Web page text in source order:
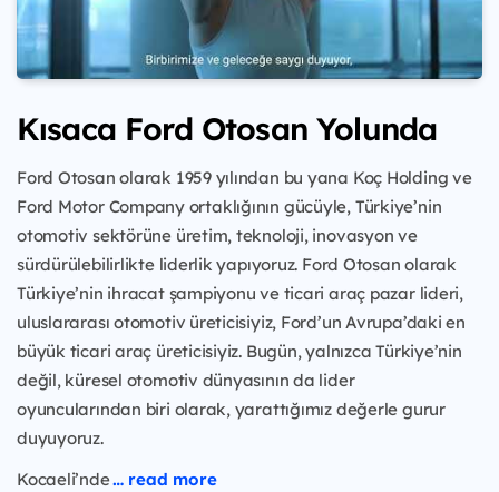
Kısaca Ford Otosan Yolunda
Ford Otosan olarak 1959 yılından bu yana Koç Holding ve
Ford Motor Company ortaklığının gücüyle, Türkiye’nin
otomotiv sektörüne üretim, teknoloji, inovasyon ve
sürdürülebilirlikte liderlik yapıyoruz. Ford Otosan olarak
Türkiye’nin ihracat şampiyonu ve ticari araç pazar lideri,
uluslararası otomotiv üreticisiyiz, Ford’un Avrupa’daki en
büyük ticari araç üreticisiyiz. Bugün, yalnızca Türkiye’nin
değil, küresel otomotiv dünyasının da lider
oyuncularından biri olarak, yarattığımız değerle gurur
duyuyoruz.
Kocaeli’nde… read more